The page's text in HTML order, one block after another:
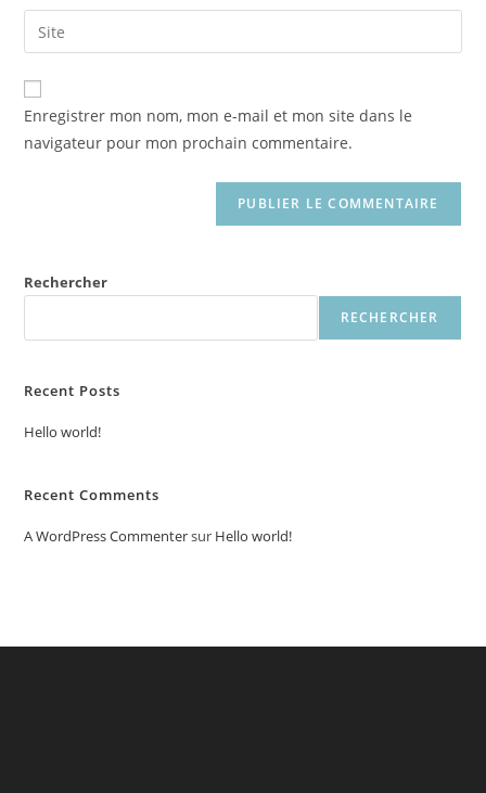
comment
email
address
comment
Saisir
l’URL
de
votre
(facultatif)
Enregistrer mon nom, mon e-mail et mon site dans le
navigateur pour mon prochain commentaire.
Rechercher
RECHERCHER
Recent Posts
Hello world!
Recent Comments
A WordPress Commentersur Hello world!